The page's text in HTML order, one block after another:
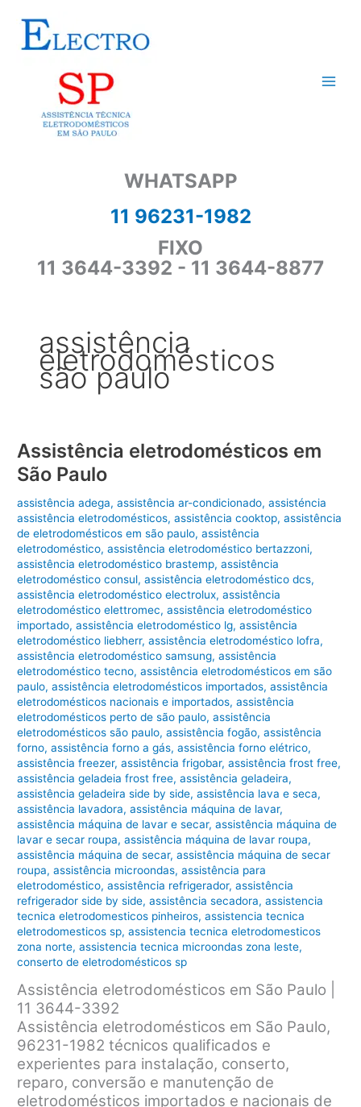
para
WHATSAPP
11 96231-1982
FIXO
11 3644-3392 - 11 3644-8877
assistência
eletrodomésticos
são paulo
Assistência eletrodomésticos em
São Paulo
assistência adega,assistência ar-condicionado,assisténcia
assistência eletrodomésticos,assistência cooktop,assistência
de eletrodomésticos em são paulo,assistência
eletrodoméstico,assistência eletrodoméstico bertazzoni,
assistência eletrodoméstico brastemp,assistência
eletrodoméstico consul,assistência eletrodoméstico dcs,
assistência eletrodoméstico electrolux,assistência
eletrodoméstico elettromec,assistência eletrodoméstico
importado,assistência eletrodoméstico lg,assistência
eletrodoméstico liebherr,assistência eletrodoméstico lofra,
assistência eletrodoméstico samsung,assistência
eletrodoméstico tecno,assistência eletrodomésticos em são
paulo,assistência eletrodomésticos importados,assistência
eletrodomésticos nacionais e importados,assistência
eletrodomésticos perto de são paulo,assistência
eletrodomésticos são paulo,assistência fogão,assistência
forno,assistência forno a gás,assistência forno elétrico,
assistência freezer,assistência frigobar,assistência frost free,
assistência geladeia frost free,assistência geladeira,
assistência geladeira side by side,assistência lava e seca,
assistência lavadora,assistência máquina de lavar,
assistência máquina de lavar e secar,assistência máquina de
lavar e secar roupa,assistência máquina de lavar roupa,
assistência máquina de secar,assistência máquina de secar
roupa,assistência microondas,assistência para
eletrodoméstico,assistência refrigerador,assistência
refrigerador side by side,assistência secadora,assistencia
tecnica eletrodomesticos pinheiros,assistencia tecnica
eletrodomesticos sp,assistencia tecnica eletrodomesticos
zona norte,assistencia tecnica microondas zona leste,
conserto de eletrodomésticos sp
Assistência eletrodomésticos em São Paulo |
11 3644-3392
Assistência eletrodomésticos em São Paulo,
96231-1982 técnicos qualificados e
experientes para instalação, conserto,
reparo, conversão e manutenção de
eletrodomésticos importados e nacionais de